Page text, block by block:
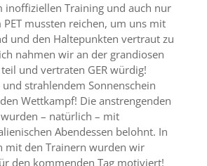
inoffiziellen Training und auch nur
mussten reichen, um uns mit
und den Haltepunkten vertraut zu
nahmen wir an der grandiosen
und vertraten GER würdig!
strahlendem Sonnenschein
Wettkampf! Die anstrengenden
– natürlich – mit
Abendessen belohnt. In
mit den Trainern wurden wir
den kommenden Tag motiviert!